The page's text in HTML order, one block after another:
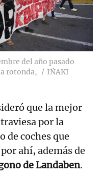
del año pasado
rotonda,
IÑAKI
que la mejor
por la
de coches que
ahí, además de
de Landaben.